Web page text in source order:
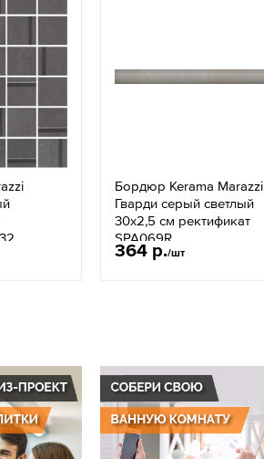
Бордюр Kerama Marazzi
Гварди серый светлый
30х2,5 см ректификат
SPA069R
364 р./шт